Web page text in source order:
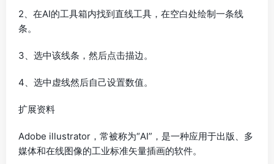
2、在AI的工具箱内找到直线工具，在空白处绘制一条线
条。
3、选中该线条，然后点击描边。
4、选中虚线然后自己设置数值。
扩展资料
Adobe illustrator，常被称为“AI”，是一种应用于出版、多
媒体和在线图像的工业标准矢量插画的软件。